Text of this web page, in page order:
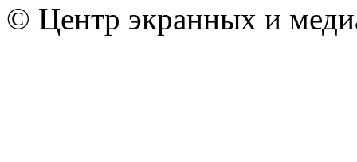
© Центр экранных и